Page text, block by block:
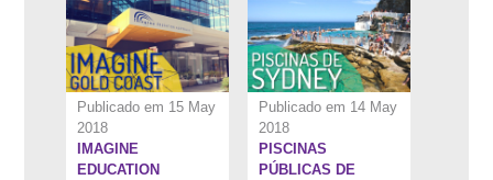
Publicado em 15 May
2018
IMAGINE
EDUCATION
Publicado em 14 May
2018
PISCINAS
PÚBLICAS DE